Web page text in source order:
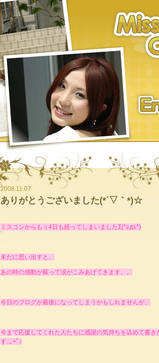
2008.11.07
ありがとうございました(*´▽｀*)☆
ミスコンからもぅ4日も経ってしまいましたΣ(*≧д≦*)
未だに思い出すと、
あの時の感動が蘇って涙がこみあげてきます。。
今日のブログが最後になってしまうかもしれませんが、
今まで応援してくれた人たちに感謝の気持ちを込めて書き
す.:｡+ﾟ♪